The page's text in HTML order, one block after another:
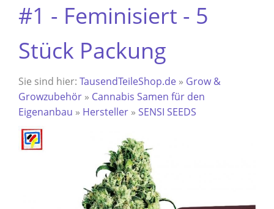
#1 - Feminisiert - 5
Stück Packung
Sie sind hier: TausendTeileShop.de » Grow &
Growzubehör » Cannabis Samen für den
Eigenanbau » Hersteller » SENSI SEEDS